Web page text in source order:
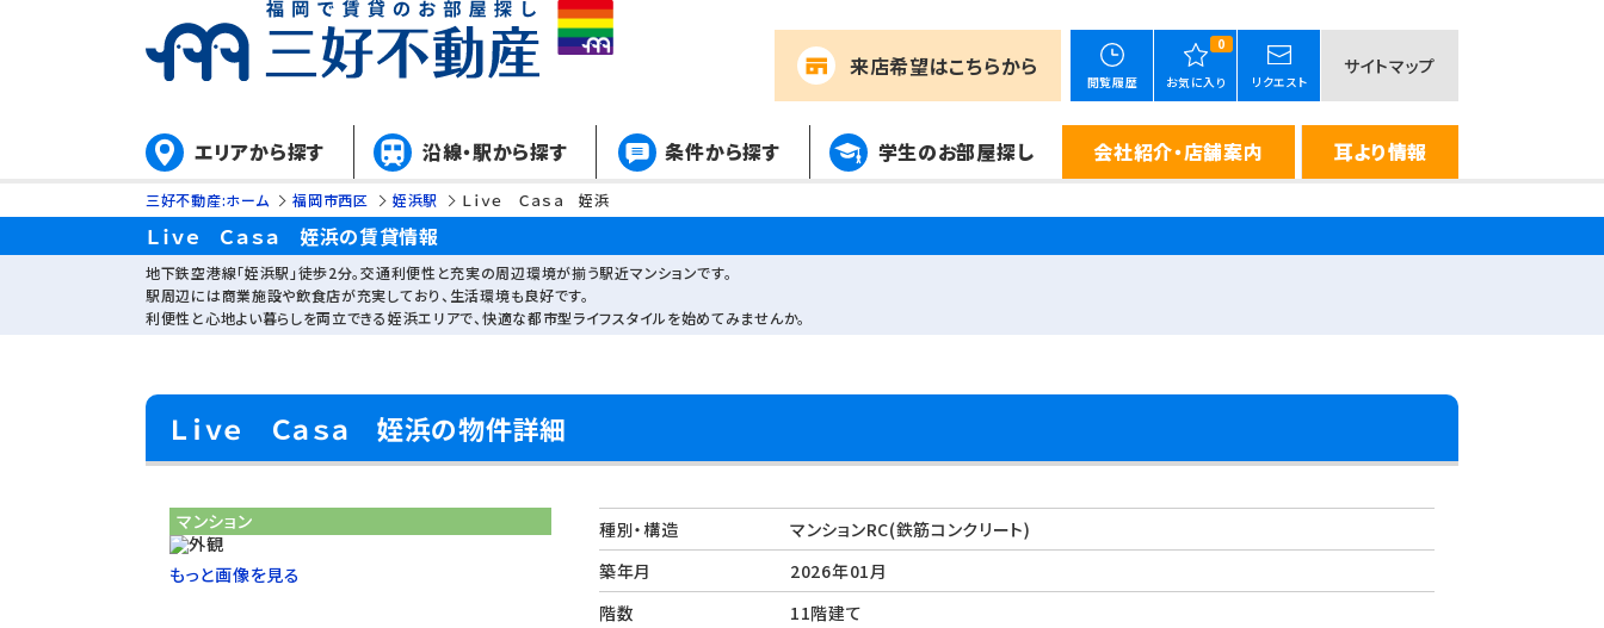
来店希望はこちらから
閲覧履歴
0
お気に入り リクエスト
サイトマップ
エリアから探す 沿線・駅から探す 条件から探す 学生のお部屋探し 会社紹介・店舗案内 耳より情報
三好不動産:ホーム 福岡市西区 姪浜駅 Ｌｉｖｅ Ｃａｓａ 姪浜
Ｌｉｖｅ Ｃａｓａ 姪浜の賃貸情報
地下鉄空港線「姪浜駅」徒歩2分。交通利便性と充実の周辺環境が揃う駅近マンションです。
駅周辺には商業施設や飲食店が充実しており、生活環境も良好です。
利便性と心地よい暮らしを両立できる姪浜エリアで、快適な都市型ライフスタイルを始めてみませんか。
Ｌｉｖｅ Ｃａｓａ 姪浜の物件詳細
マンション
もっと画像を見る
種別・構造
マンションRC(鉄筋コンクリート)
築年月
2026年01月
階数
11階建て